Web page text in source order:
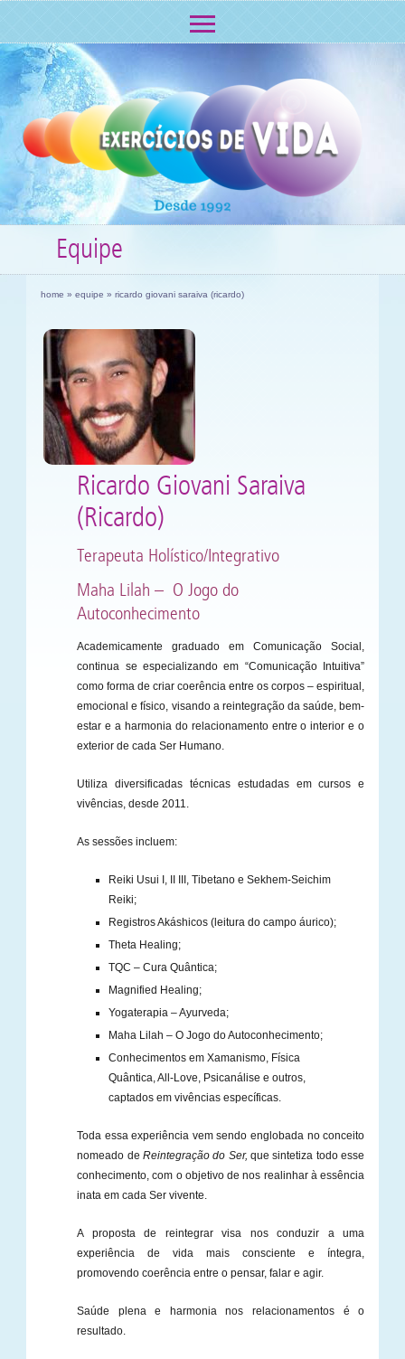
Equipe
home » equipe » ricardo giovani saraiva (ricardo)
Ricardo Giovani Saraiva
(Ricardo)
Terapeuta Holístico/Integrativo
Maha Lilah – O Jogo do
Autoconhecimento
Academicamente graduado em Comunicação Social,
continua se especializando em “Comunicação Intuitiva”
como forma de criar coerência entre os corpos – espiritual,
emocional e físico, visando a reintegração da saúde, bem-
estar e a harmonia do relacionamento entre o interior e o
exterior de cada Ser Humano.
Utiliza diversificadas técnicas estudadas em cursos e
vivências, desde 2011.
As sessões incluem:
Reiki Usui I, II III, Tibetano e Sekhem-Seichim
Reiki;
Registros Akáshicos (leitura do campo áurico);
Theta Healing;
TQC – Cura Quântica;
Magnified Healing;
Yogaterapia – Ayurveda;
Maha Lilah – O Jogo do Autoconhecimento;
Conhecimentos em Xamanismo, Física
Quântica, All-Love, Psicanálise e outros,
captados em vivências específicas.
Toda essa experiência vem sendo englobada no conceito
nomeado de Reintegração do Ser, que sintetiza todo esse
conhecimento, com o objetivo de nos realinhar à essência
inata em cada Ser vivente.
A proposta de reintegrar visa nos conduzir a uma
experiência de vida mais consciente e íntegra,
promovendo coerência entre o pensar, falar e agir.
Saúde plena e harmonia nos relacionamentos é o
resultado.